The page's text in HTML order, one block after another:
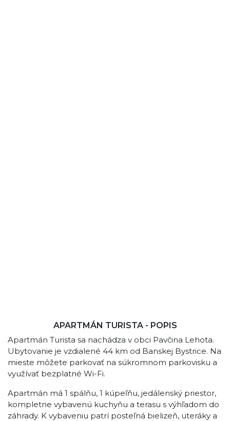
APARTMÁN TURISTA - POPIS
Apartmán Turista sa nachádza v obci Pavčina Lehota.
Ubytovanie je vzdialené 44 km od Banskej Bystrice. Na
mieste môžete parkovať na súkromnom parkovisku a
využívať bezplatné Wi-Fi.
Apartmán má 1 spálňu, 1 kúpeľňu, jedálenský priestor,
kompletne vybavenú kuchyňu a terasu s výhľadom do
záhrady. K vybaveniu patrí posteľná bielizeň, uteráky a